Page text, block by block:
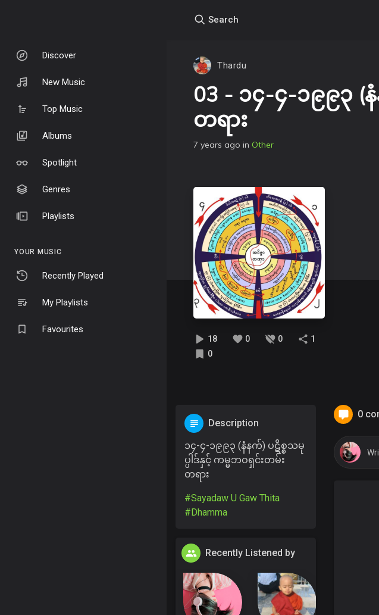
Discover
New Music
Top Music
Albums
Spotlight
Genres
Playlists
YOUR MUSIC
Recently Played
My Playlists
Favourites
Search
Thardu
03 - ၁၄-၄-၁၉၉၃ (
တရား
7 years ago in Other
18 0 0
1
0
0
Description
၁၄-၄-၁၉၉၃ (နံနက်) ပဋိစ္စသမု
ပ္ပါဒ်နှင့် ကမ္မဘဝရှင်းတမ်း
တရား
#Sayadaw U Gaw Thita
#Dhamma
Recently Listened by